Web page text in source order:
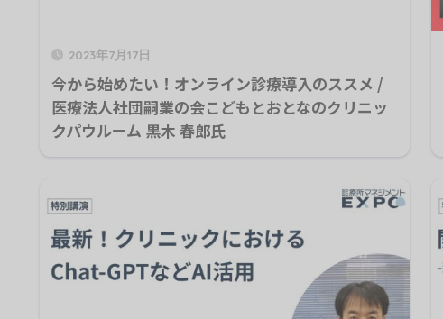
2023年7月17日
今から始めたい！オンライン診療導入のススメ /
医療法人社団嗣業の会こどもとおとなのクリニッ
クパウルーム 黒木 春郎氏